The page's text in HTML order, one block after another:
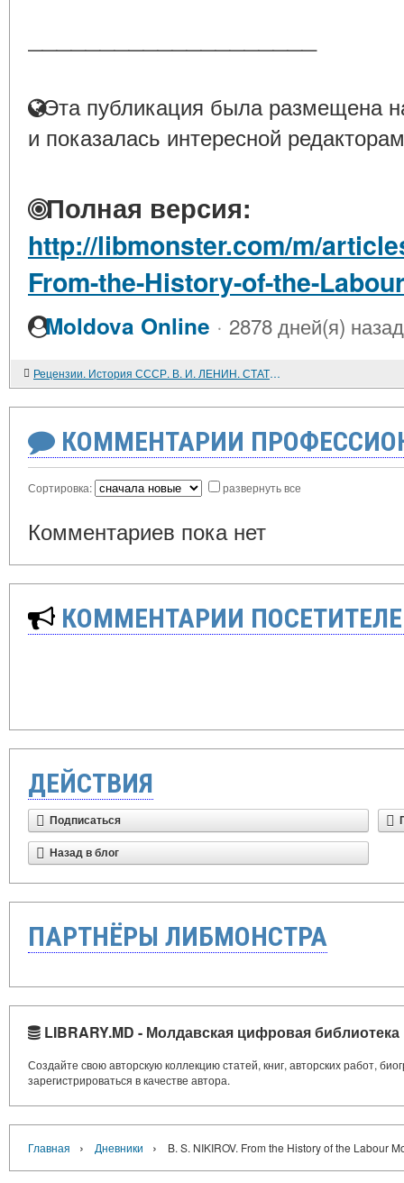
Эта публикация была размещена
и показалась интересной
Полная версия:
http://libmonster.com/m/
From-the-History-of-the-
Moldova Online · 2878 дней(я) назад
Рецензии. История СССР. В. И. ЛЕНИН. СТАТЬИ И РЕЧИ ОБ УКРАИНЕ
КОММЕНТАРИИ
Сортировка: развернуть все
Комментариев пока нет
КОММЕНТАРИИ
ДЕЙСТВИЯ
Подписаться
Назад в блог
ПАРТНЁРЫ ЛИБМОНСТРА
LIBRARY.MD - Молдавская цифровая библиотека
Создайте свою авторскую коллекцию статей, книг, авторских работ,
зарегистрироваться в качестве автора.
Главная › Дневники › B. S. NIKIROV. From the History of the Labour